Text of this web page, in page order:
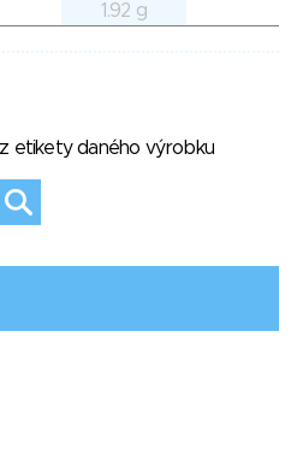
1.92 g
etikety daného výrobku